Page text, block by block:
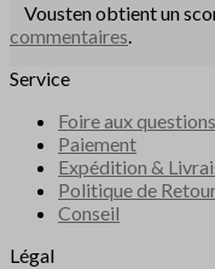
Vousten obtient un
commentaires.
Service
Foire aux
Paiement
Expédition &
Politique de
Conseil
Légal